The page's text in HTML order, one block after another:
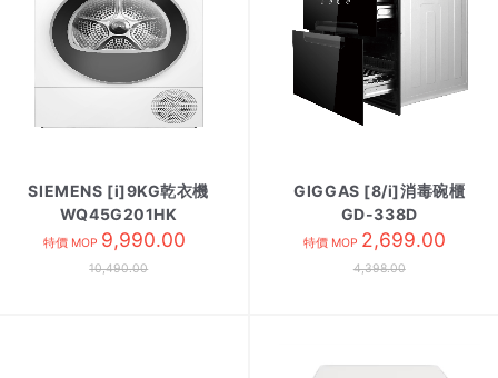
SIEMENS [i]9KG乾衣機
WQ45G201HK
特價 MOP 9,990.00
10,490.00
GIGGAS [8/i]消毒碗櫃
GD-338D
特價 MOP 2,699.00
4,398.00